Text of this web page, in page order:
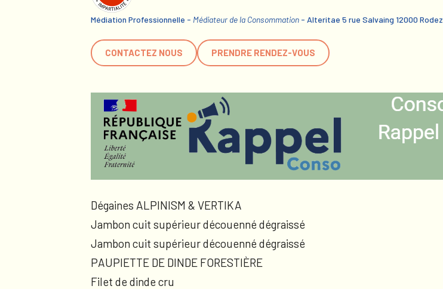
Médiation Professionnelle - Médiateur de la Consommation - Alteritae 5 rue Salvaing 12000 Rodez
CONTACTEZ NOUS PRENDRE RENDEZ-VOUS
Dégaines ALPINISM & VERTIKA
Jambon cuit supérieur découenné dégraissé
Jambon cuit supérieur découenné dégraissé
PAUPIETTE DE DINDE FORESTIÈRE
Filet de dinde cru